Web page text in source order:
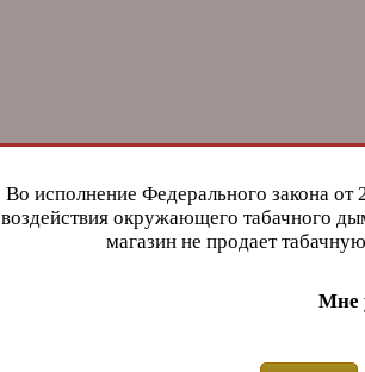
Во исполнение Федерального закона
воздействия окружающего табачного
магазин не продает
Мне